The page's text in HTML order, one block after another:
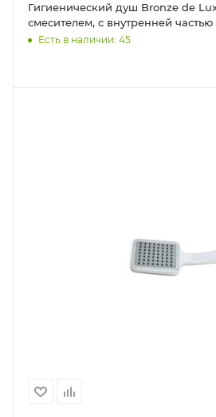
Гигиенический душ Bronze de
смесителем, с внутренней частью
Есть в наличии: 45